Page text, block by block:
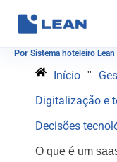
Por Sistema hoteleiro Lean
Início "
Digitalização e
Decisões
O que é um